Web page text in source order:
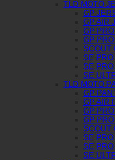
TLD MOTO
GP
GP AIR
GP
GP
SCOUT
SE
SE
SE
TLD MOTO
GP
GP AIR
GP
GP
SCOUT
SE
SE
SE